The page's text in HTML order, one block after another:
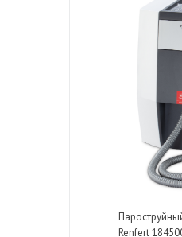
Renfert